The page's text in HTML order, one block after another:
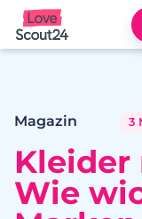
Lovescout24
Magazin 3
Kleider
Wie